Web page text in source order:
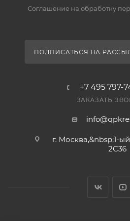
Соглашение на обработку
ПОДПИСАТЬСЯ НА
+7 495 797-
ЗАКАЗАТЬ
г. Москва,&nbsp;1-
2C36